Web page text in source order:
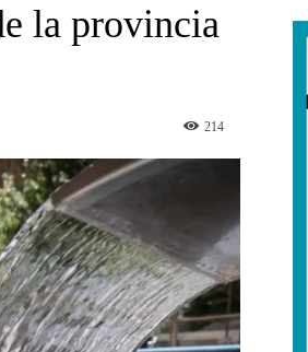
la provincia
214